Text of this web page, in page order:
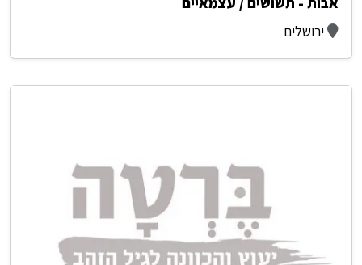
ירושלים